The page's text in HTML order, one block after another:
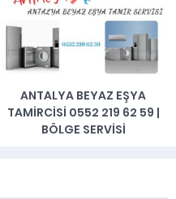
ANTALYA BEYAZ EŞYA
TAMIRCISI 0552 219 62 59 |
BÖLGE SERVISI